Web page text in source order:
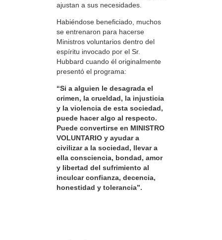
ajustan a sus necesidades.
Habiéndose beneficiado, muchos
se entrenaron para hacerse
Ministros voluntarios dentro del
espíritu invocado por el Sr.
Hubbard cuando él originalmente
presentó el programa:
“Si a alguien le desagrada el
crimen, la crueldad, la injusticia
y la violencia de esta sociedad,
puede hacer algo al respecto.
Puede convertirse en MINISTRO
VOLUNTARIO y ayudar a
civilizar a la sociedad, llevar a
ella consciencia, bondad, amor
y libertad del sufrimiento al
inculcar confianza, decencia,
honestidad y tolerancia”.